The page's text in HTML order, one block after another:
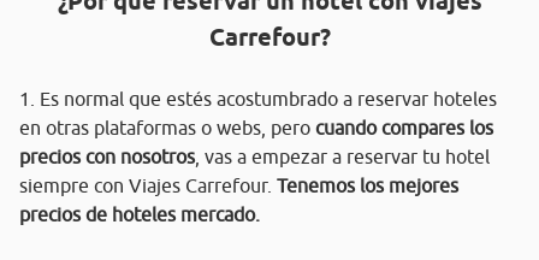
Carrefour?
1. Es normal que estés acostumbrado a reservar hoteles
en otras plataformas o webs, pero cuando compares los
precios con nosotros, vas a empezar a reservar tu hotel
siempre con Viajes Carrefour. Tenemos los mejores
precios de hoteles mercado.